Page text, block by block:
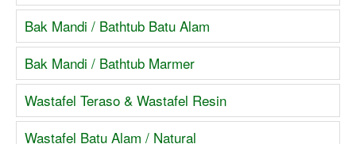
Bak Mandi / Bathtub Batu Alam
Bak Mandi / Bathtub Marmer
Wastafel Teraso & Wastafel Resin
Wastafel Batu Alam / Natural